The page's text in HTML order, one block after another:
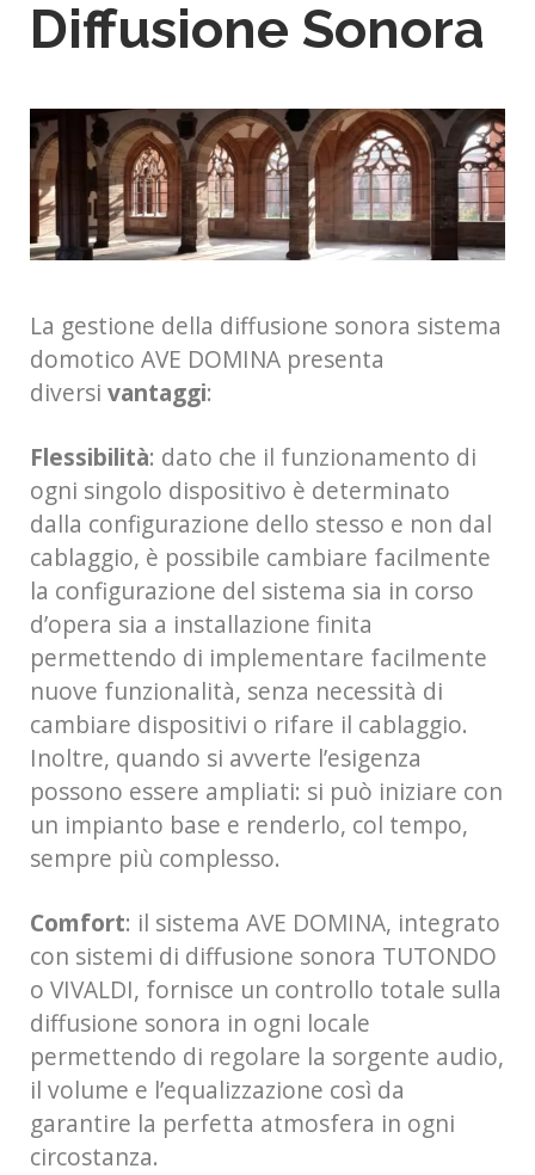
Diffusione Sonora
La gestione della diffusione sonora sistema
domotico AVE DOMINA presenta
diversi vantaggi:
Flessibilità: dato che il funzionamento di
ogni singolo dispositivo è determinato
dalla configurazione dello stesso e non dal
cablaggio, è possibile cambiare facilmente
la configurazione del sistema sia in corso
d’opera sia a installazione finita
permettendo di implementare facilmente
nuove funzionalità, senza necessità di
cambiare dispositivi o rifare il cablaggio.
Inoltre, quando si avverte l’esigenza
possono essere ampliati: si può iniziare con
un impianto base e renderlo, col tempo,
sempre più complesso.
Comfort: il sistema AVE DOMINA, integrato
con sistemi di diffusione sonora TUTONDO
o VIVALDI, fornisce un controllo totale sulla
diffusione sonora in ogni locale
permettendo di regolare la sorgente audio,
il volume e l’equalizzazione così da
garantire la perfetta atmosfera in ogni
circostanza.